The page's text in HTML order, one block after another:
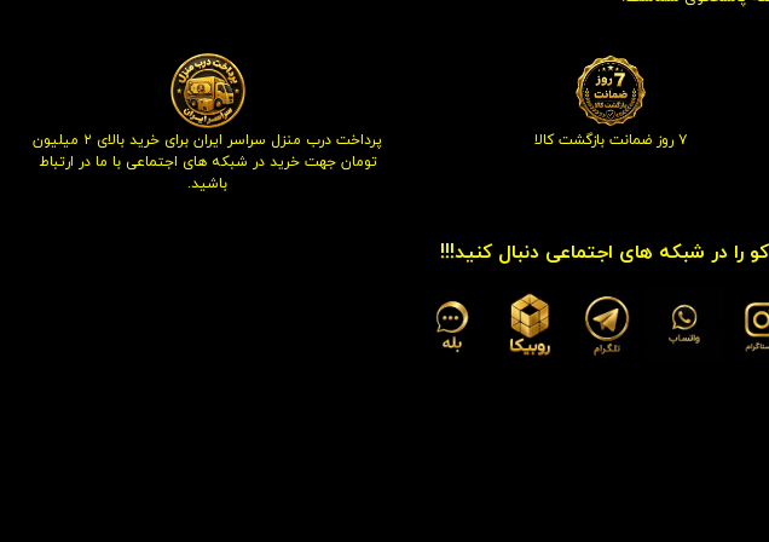
۷ روز ضمانت بازگشت کالا
پرداخت درب منزل سراسر ایران برای خرید بالای ۲ میلیون
تومان جهت خرید در شبکه های اجتماعی با ما در ارتباط
باشید.
را در شبکه های اجتماعی دنبال کنید!!!